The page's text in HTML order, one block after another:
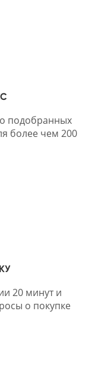
подобранных
более чем 200
20 минут и
о покупке